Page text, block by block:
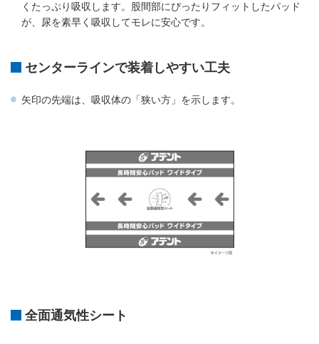
くたっぷり吸収します。股間部にぴったりフィットしたパッド
が、尿を素早く吸収してモレに安心です。
センターラインで装着しやすい工夫
矢印の先端は、吸収体の「狭い方」を示します。
全面通気性シート